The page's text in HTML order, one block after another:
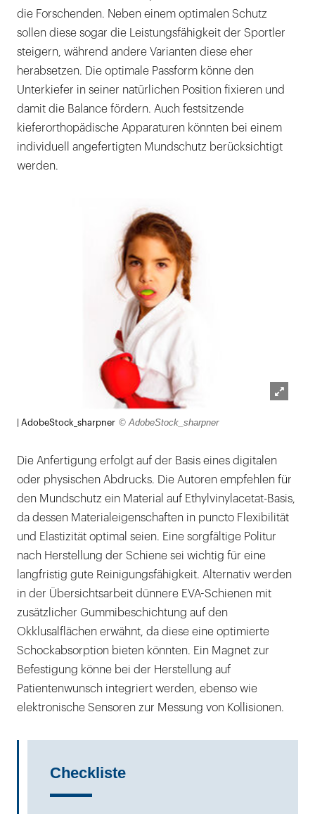
die Forschenden. Neben einem optimalen Schutz
sollen diese sogar die Leistungsfähigkeit der Sportler
steigern, während andere Varianten diese eher
herabsetzen. Die optimale Passform könne den
Unterkiefer in seiner natürlichen Position fixieren und
damit die Balance fördern. Auch festsitzende
kieferorthopädische Apparaturen könnten bei einem
individuell angefertigten Mundschutz berücksichtigt
werden.
| AdobeStock_sharpner © AdobeStock_sharpner
Die Anfertigung erfolgt auf der Basis eines digitalen
oder physischen Abdrucks. Die Autoren empfehlen für
den Mundschutz ein Material auf Ethylvinylacetat-Basis,
da dessen Materialeigenschaften in puncto Flexibilität
und Elastizität optimal seien. Eine sorgfältige Politur
nach Herstellung der Schiene sei wichtig für eine
langfristig gute Reinigungsfähigkeit. Alternativ werden
in der Übersichtsarbeit dünnere EVA-Schienen mit
zusätzlicher Gummibeschichtung auf den
Okklusalflächen erwähnt, da diese eine optimierte
Schockabsorption bieten könnten. Ein Magnet zur
Befestigung könne bei der Herstellung auf
Patientenwunsch integriert werden, ebenso wie
elektronische Sensoren zur Messung von Kollisionen.
Checkliste